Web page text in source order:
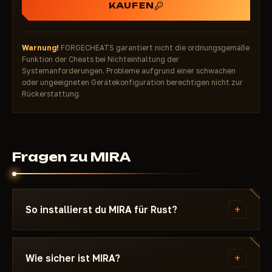
Sternen bewertet.
Wenn du einen sicheren und effektiven Cheat für
Rust suchst, ist MIRA die richtige Wahl. Keine
Bans, kein Lag, konzentriert auf das, was wirklich
funktioniert.
KAUFEN
Warnung! FORGECHEATS garantiert nicht die ordnungsgemäße
Funktion der Cheats bei Nichteinhaltung der
Systemanforderungen. Probleme aufgrund einer schwachen
oder ungeeigneten Gerätekonfiguration berechtigen nicht zur
Rückerstattung.
Fragen zu MIRA
So installierst du MIRA für Rust? +
Nach der Zahlung erhältst du einen Download-Link
und eine Anleitung speziell für Rust - mit Angabe
Wie sicher ist MIRA? +